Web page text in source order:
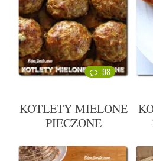
98
KOTLETY MIELONE
PIECZONE